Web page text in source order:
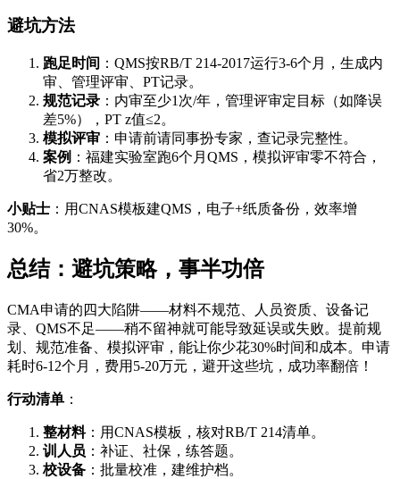
避坑方法
跑足时间 ：QMS按RB/T 214-2017运行3-6个月，生成内
审、管理评审、PT记录。
规范记录 ：内审至少1次/年，管理评审定目标（如降误
差5%），PT z值≤2。
模拟评审 ：申请前请同事扮专家，查记录完整性。
案例 ：福建实验室跑6个月QMS，模拟评审零不符合，
省2万整改。
小贴士 ：用CNAS模板建QMS，电子+纸质备份，效率增
30%。
总结：避坑策略，事半功倍
CMA申请的四大陷阱——材料不规范、人员资质、设备记
录、QMS不足——稍不留神就可能导致延误或失败。提前规
划、规范准备、模拟评审，能让你少花30%时间和成本。申请
耗时6-12个月，费用5-20万元，避开这些坑，成功率翻倍！
行动清单 ：
整材料：用CNAS模板，核对RB/T 214清单。
训人员 ：补证、社保，练答题。
校设备 ：批量校准，建维护档。